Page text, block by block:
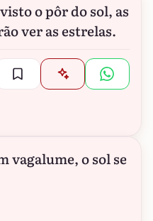
o pôr do sol, as
ver as estrelas.
vagalume, o sol se